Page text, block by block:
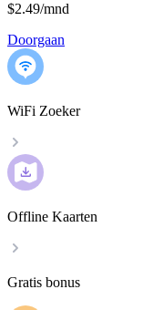
$2.49/mnd
Doorgaan
WiFi Zoeker
Offline Kaarten
Gratis bonus